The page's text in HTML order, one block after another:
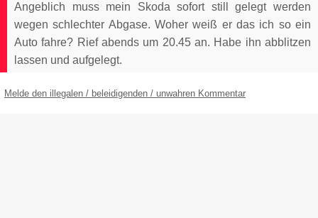
Angeblich muss mein Skoda sofort still gelegt werden
wegen schlechter Abgase. Woher weiß er das ich so ein
Auto fahre? Rief abends um 20.45 an. Habe ihn abblitzen
lassen und aufgelegt.
Melde den illegalen / beleidigenden / unwahren Kommentar